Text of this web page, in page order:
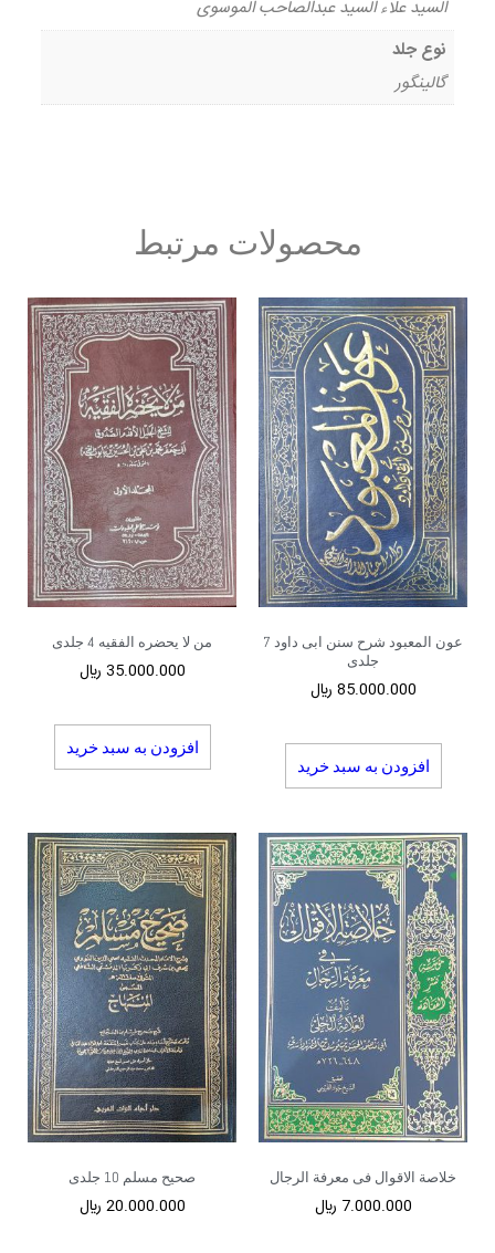
السید علاء السید عبدالصاحب الموسوی
نوع جلد
گالینگور
محصولات مرتبط
عون المعبود شرح سنن ابی داود 7
جلدی
85.000.000 ﷼
افزودن به سبد خرید
من لا یحضره الفقیه 4 جلدی
35.000.000 ﷼
افزودن به سبد خرید
خلاصة الاقوال فی معرفة الرجال
7.000.000 ﷼
صحیح مسلم 10 جلدی
20.000.000 ﷼